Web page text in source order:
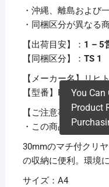
・沖縄、離島および
・同梱区分が異なる
【出荷目安】： 1 – 5
【同梱区分】： TS 1
【メーカー名】リヒ
【型番】F-74SMシロ
【ご注意事項】
・この商品は下記内
30mmのマチ付クリ
の収納に便利。環境
サイズ：A4
You Can
Product